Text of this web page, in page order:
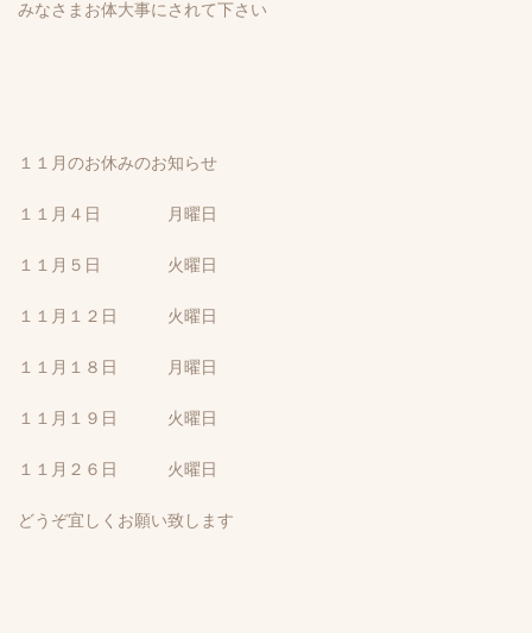
みなさまお体大事にされて下さい
１１月のお休みのお知らせ
１１月４日 月曜日
１１月５日 火曜日
１１月１２日 火曜日
１１月１８日 月曜日
１１月１９日 火曜日
１１月２６日 火曜日
どうぞ宜しくお願い致します